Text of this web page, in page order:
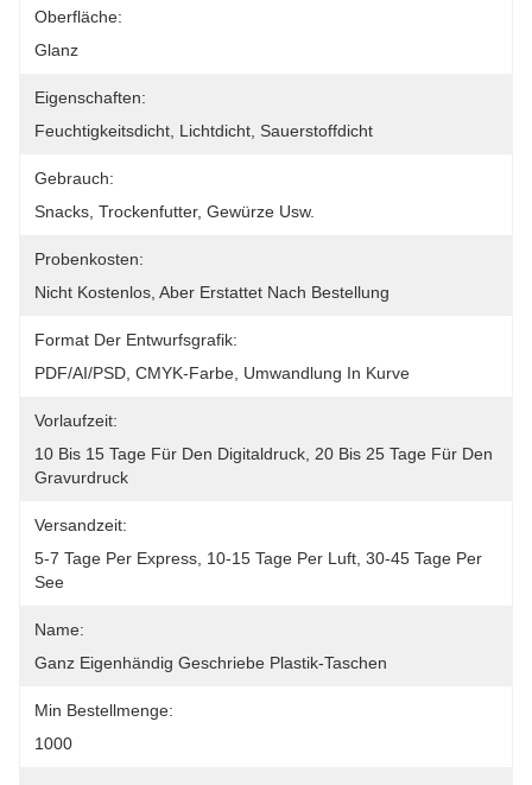
Oberfläche:
Glanz
Eigenschaften:
Feuchtigkeitsdicht, Lichtdicht, Sauerstoffdicht
Gebrauch:
Snacks, Trockenfutter, Gewürze Usw.
Probenkosten:
Nicht Kostenlos, Aber Erstattet Nach Bestellung
Format Der Entwurfsgrafik:
PDF/AI/PSD, CMYK-Farbe, Umwandlung In Kurve
Vorlaufzeit:
10 Bis 15 Tage Für Den Digitaldruck, 20 Bis 25 Tage Für Den
Gravurdruck
Versandzeit:
5-7 Tage Per Express, 10-15 Tage Per Luft, 30-45 Tage Per
See
Name:
Ganz Eigenhändig Geschriebe Plastik-Taschen
Min Bestellmenge:
1000